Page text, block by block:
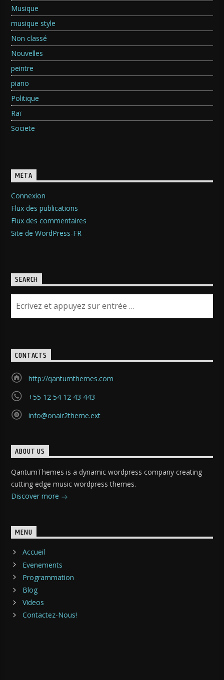
Musique
musique style
Non classé
Nouvelles
peintre
piano
Politique
Raï
Societe
MÉTA
Connexion
Flux des publications
Flux des commentaires
Site de WordPress-FR
SEARCH
CONTACTS
http://qantumthemes.com
+55 12 54 12 43 443
info@onair2theme.ext
ABOUT US
QantumThemes is a dynamic wordpress company creating
cutting edge music wordpress themes.
Discover more
MENU
Accueil
Evenements
Programmation
Blog
Videos
Contactez-Nous!